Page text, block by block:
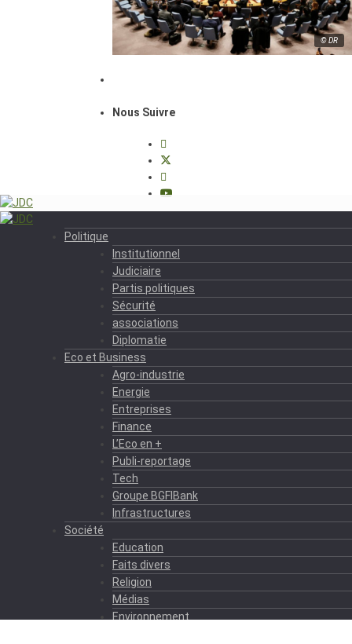
© DR
Nous Suivre
Politique
Institutionnel
Judiciaire
Partis politiques
Sécurité
associations
Diplomatie
Eco et Business
Agro-industrie
Energie
Entreprises
Finance
L’Eco en +
Publi-reportage
Tech
Groupe BGFIBank
Infrastructures
Société
Education
Faits divers
Religion
Médias
Environnement